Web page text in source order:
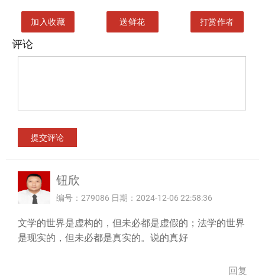
加入收藏 送鲜花 打赏作者
评论
钮欣
编号：279086 日期：2024-12-06 22:58:36
文学的世界是虚构的，但未必都是虚假的；法学的世界
是现实的，但未必都是真实的。说的真好
回复